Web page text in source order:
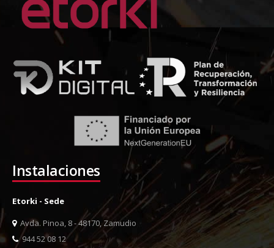
Instalaciones
Etorki - Sede
Avda. Pinoa, 8 - 48170, Zamudio
944 52 08 12